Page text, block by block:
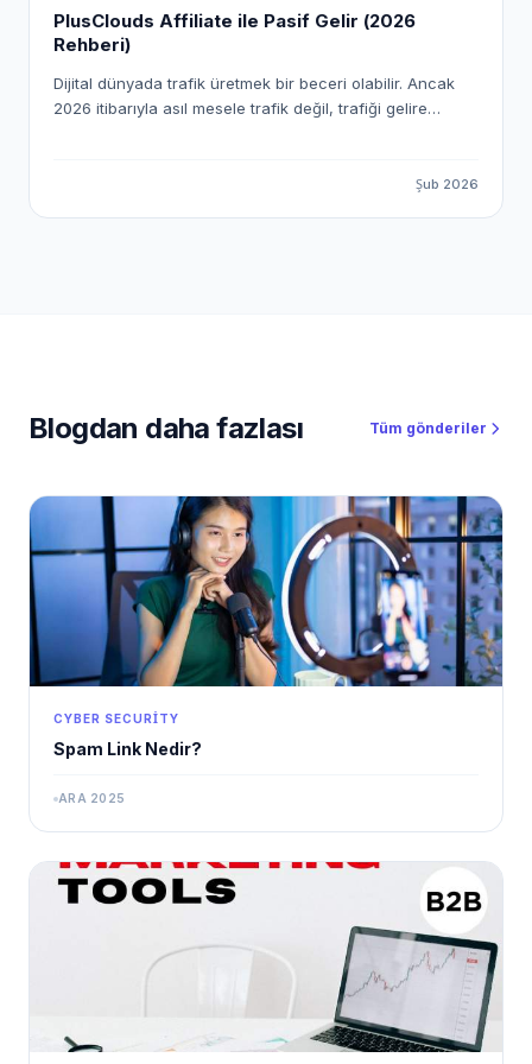
PlusClouds Affiliate ile Pasif Gelir (2026
Rehberi)
Dijital dünyada trafik üretmek bir beceri olabilir. Ancak
2026 itibarıyla asıl mesele trafik değil, trafiği gelire
komisyonlu ürün satma dönemi kapandı. Gerçek kazanç;
Şub 2026
Blogdan daha fazlası Tüm gönderiler
CYBER SECURITY
Spam Link Nedir?
ARA 2025